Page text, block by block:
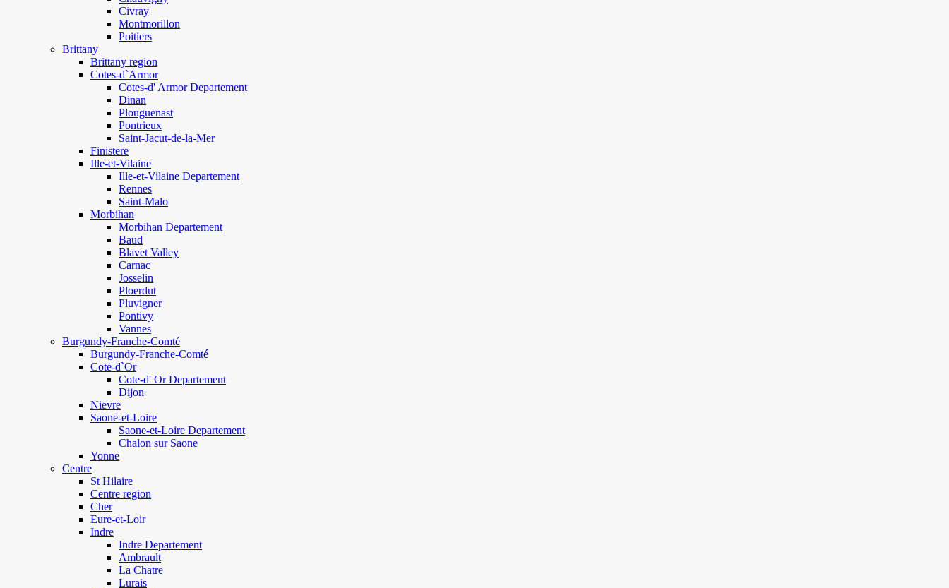
Civray
Montmorillon
Poitiers
Brittany
Brittany region
Cotes-d`Armor
Cotes-d' Armor Departement
Dinan
Plouguenast
Pontrieux
Saint-Jacut-de-la-Mer
Finistere
Ille-et-Vilaine
Ille-et-Vilaine Departement
Rennes
Saint-Malo
Morbihan
Morbihan Departement
Baud
Blavet Valley
Carnac
Josselin
Ploerdut
Pluvigner
Pontivy
Vannes
Burgundy-Franche-Comté
Burgundy-Franche-Comté
Cote-d`Or
Cote-d' Or Departement
Dijon
Nievre
Saone-et-Loire
Saone-et-Loire Departement
Chalon sur Saone
Yonne
Centre
St Hilaire
Centre region
Cher
Eure-et-Loir
Indre
Indre Departement
Ambrault
La Chatre
Lurais